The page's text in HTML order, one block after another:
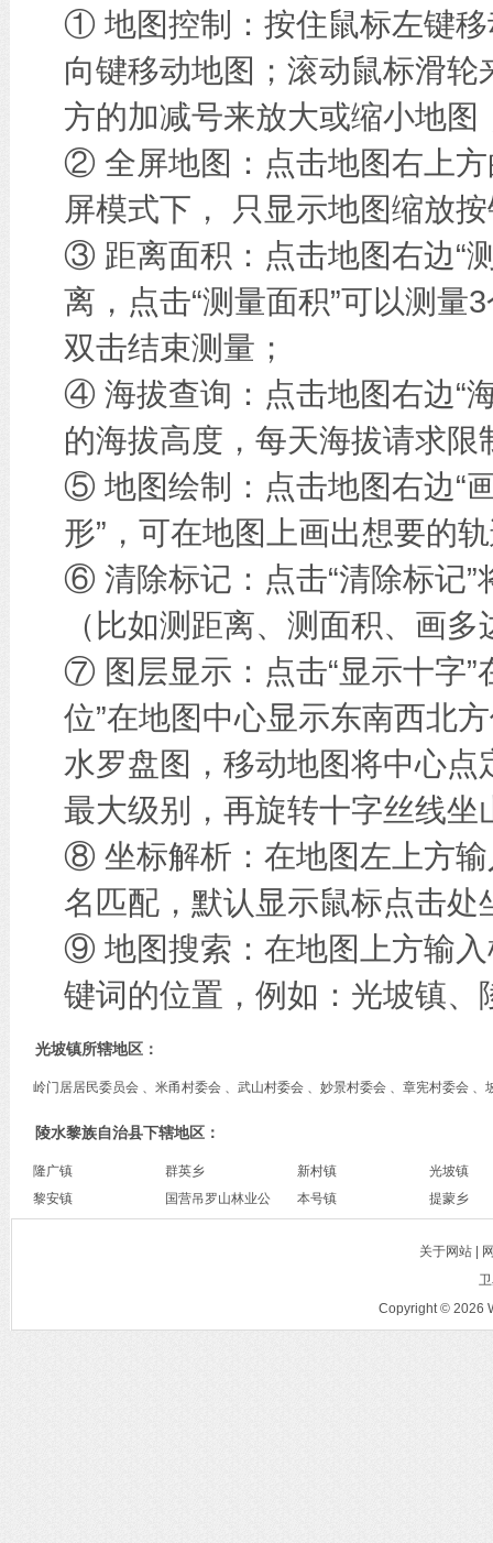
① 地图控制：按住鼠标左键
向键移动地图；滚动鼠标滑
方的加减号来放大或缩小地图
② 全屏地图：点击地图右上方
屏模式下， 只显示地图缩放
③ 距离面积：点击地图右边“
离，点击“测量面积”可以测量
双击结束测量；
④ 海拔查询：点击地图右边“
的海拔高度，每天海拔请求
⑤ 地图绘制：点击地图右边“画
形”，可在地图上画出想要的
⑥ 清除标记：点击“清除标记
（比如测距离、测面积、画多
⑦ 图层显示：点击“显示十字”
位”在地图中心显示东南西北
水罗盘图，移动地图将中心
最大级别，再旋转十字丝线坐
⑧ 坐标解析：在地图左上方
名匹配，默认显示鼠标点击处
⑨ 地图搜索：在地图上方输
键词的位置，例如：光坡镇、
光坡镇所辖地区：
岭门居居民委员会 、米甬村委会 、武山村委会 、妙景村委会 、章宪村委会
陵水黎族自治县下辖地区：
隆广镇 群英乡 新村镇
光坡镇
黎安镇
国营吊罗山林业公
本号镇 提蒙乡
关于网站 |
Copyright © 2026